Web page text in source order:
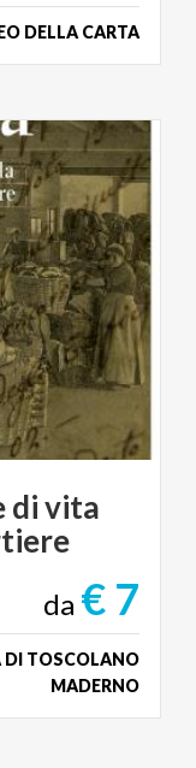
DELLA CARTA
divita
da € 7
DI TOSCOLANO
MADERNO